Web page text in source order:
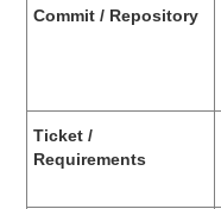
Commit / Repository
Ticket /
Requirements